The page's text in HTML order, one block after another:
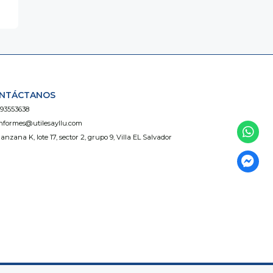
K, lote 17, sector 2, grupo 9, Villa EL Salvador